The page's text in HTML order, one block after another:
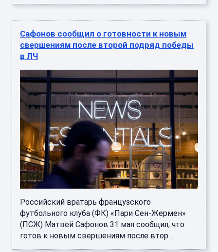
Сафонов сообщил о готовности к новым
свершениям после второй подряд победы
в ЛЧ
Российский вратарь французского
футбольного клуба (ФК) «Пари Сен-Жермен»
(ПСЖ) Матвей Сафонов 31 мая сообщил, что
готов к новым свершениям после втор ...